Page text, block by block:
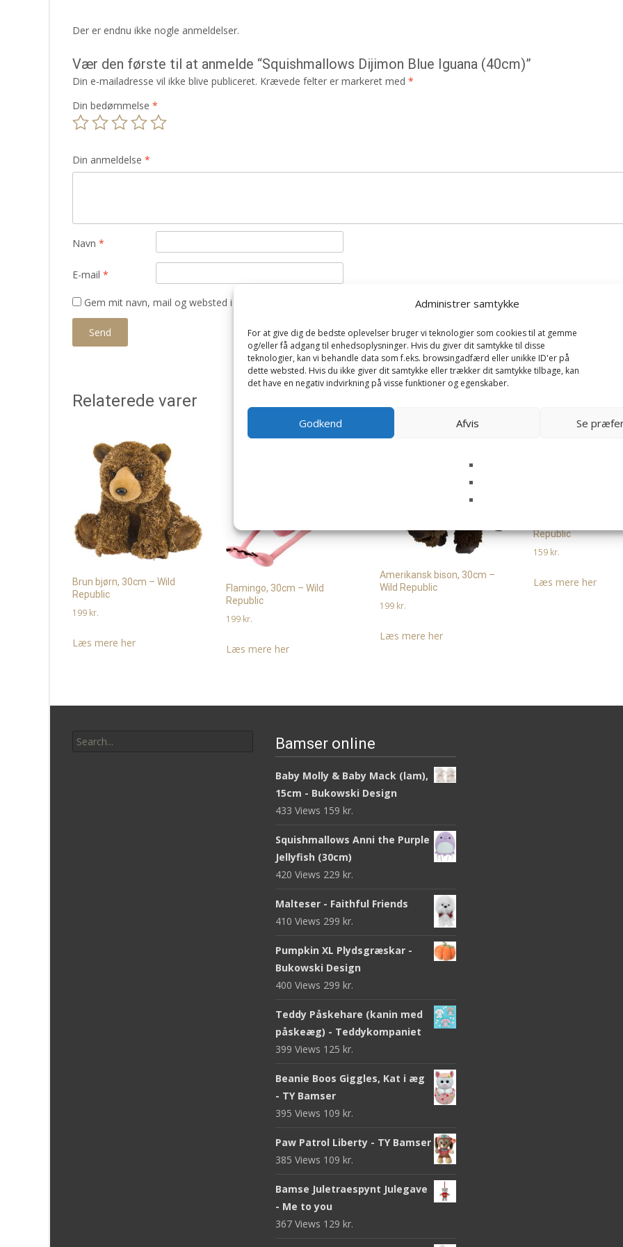
Administrer samtykke
For at give dig de bedste oplevelser bruger vi teknologier som cookies til at gemme
og/eller få adgang til enhedsoplysninger. Hvis du giver dit samtykke til disse
teknologier, kan vi behandle data som f.eks. browsingadfærd eller unikke ID'er på
dette websted. Hvis du ikke giver dit samtykke eller trækker dit samtykke tilbage, kan
det have en negativ indvirkning på visse funktioner og egenskaber.
Godkend Afvis Se
Der er endnu ikke nogle anmeldelser.
Vær den første til at anmelde “Squishmallows Dijimon Blue Iguana (40cm)”
Din e-mailadresse vil ikke blive publiceret. Krævede felter er markeret med *
Din bedømmelse *
Din anmeldelse *
Navn *
E-mail *
Gem mit navn, mail og websted i denne browser til næste gang jeg kommenterer.
Relaterede varer
Brun bjørn, 30cm – Wild
Republic
199 kr.
Læs mere her
Flamingo, 30cm – Wild
Republic
199 kr.
Læs mere her
Amerikansk bison, 30cm –
Wild Republic
199 kr.
Læs mere her
Republic
159 kr.
Læs mere her
for:
Bamser online
Baby Molly & Baby Mack (lam),
15cm - Bukowski Design
433 Views 159 kr.
Squishmallows Anni the Purple
Jellyfish (30cm)
420 Views 229 kr.
Malteser - Faithful Friends
410 Views 299 kr.
Pumpkin XL Plydsgræskar -
Bukowski Design
400 Views 299 kr.
Teddy Påskehare (kanin med
påskeæg) - Teddykompaniet
399 Views 125 kr.
Beanie Boos Giggles, Kat i æg
- TY Bamser
395 Views 109 kr.
Paw Patrol Liberty - TY Bamser
385 Views 109 kr.
Bamse Juletraespynt Julegave
- Me to you
367 Views 129 kr.